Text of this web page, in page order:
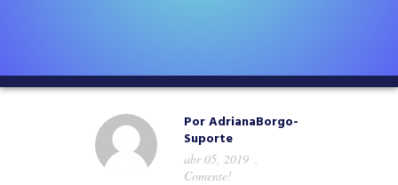
PorAdrianaBorgo-
Suporte
abr 05, 2019
Comente!